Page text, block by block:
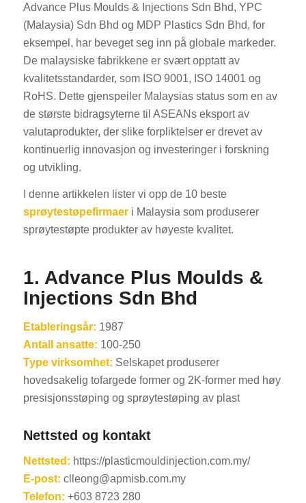
Advance Plus Moulds & Injections Sdn Bhd, YPC
(Malaysia) Sdn Bhd og MDP Plastics Sdn Bhd, for
eksempel, har beveget seg inn på globale markeder.
De malaysiske fabrikkene er svært opptatt av
kvalitetsstandarder, som ISO 9001, ISO 14001 og
RoHS. Dette gjenspeiler Malaysias status som en av
de største bidragsyterne til ASEANs eksport av
valutaprodukter, der slike forpliktelser er drevet av
kontinuerlig innovasjon og investeringer i forskning
og utvikling.
I denne artikkelen lister vi opp de 10 beste
sprøytestøpefirmaer i Malaysia som produserer
sprøytestøpte produkter av høyeste kvalitet.
1. Advance Plus Moulds &
Injections Sdn Bhd
Etableringsår: 1987
Antall ansatte: 100-250
Type virksomhet: Selskapet produserer
hovedsakelig tofargede former og 2K-former med høy
presisjonsstøping og sprøytestøping av plast
Nettsted og kontakt
Nettsted: https://plasticmouldinjection.com.my/
E-post: clleong@apmisb.com.my
Telefon: +603 8723 280